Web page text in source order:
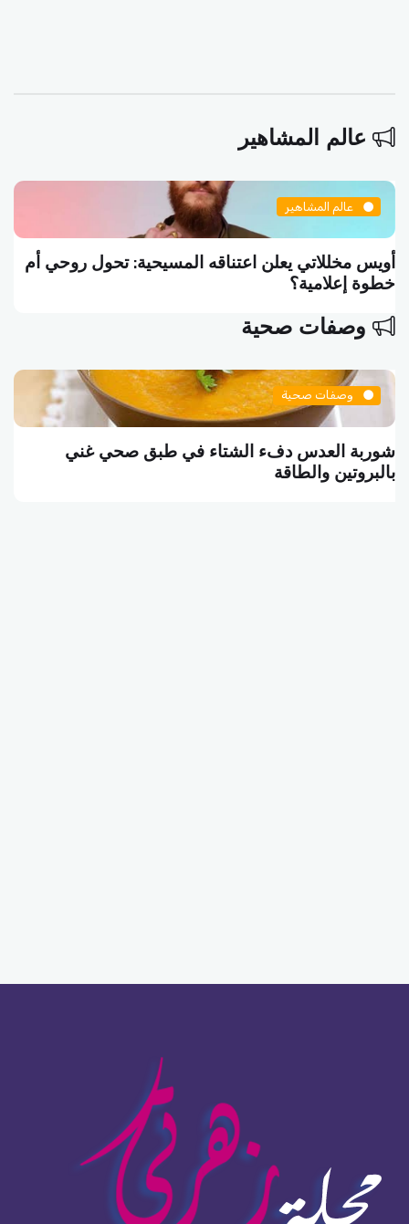
عالم المشاهير
تحول روحي أم
عالم المشاهير
سلاف فواخرجي تكتب منشوراً
وصفات صحية
طبق صحي غني
وصفات صحية
البرغر النباتي وجبة الشبع